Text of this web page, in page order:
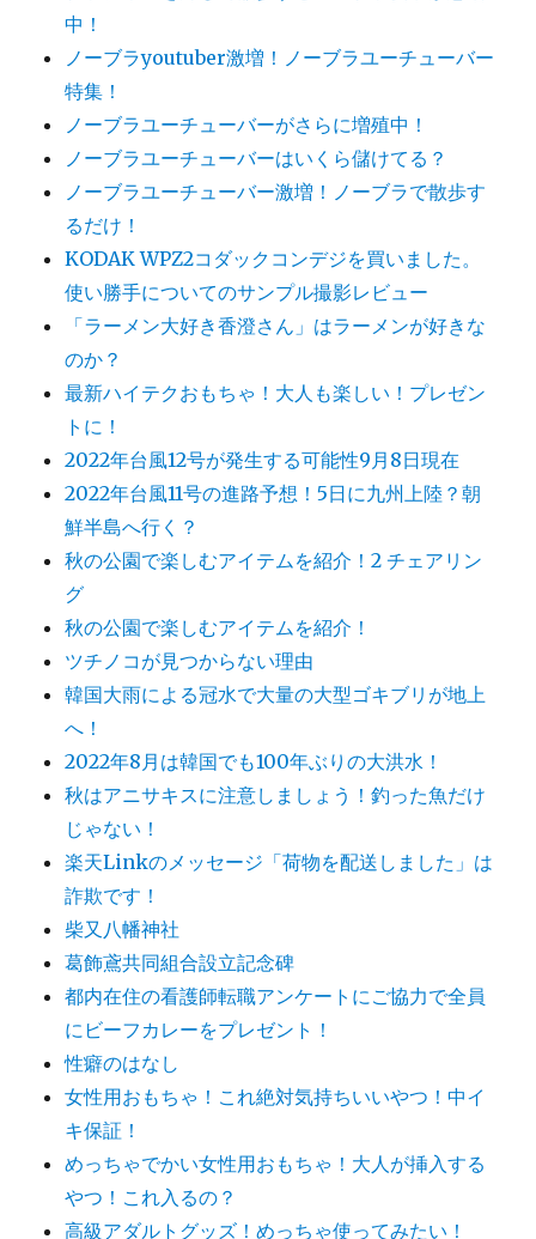
中！
ノーブラyoutuber激増！ノーブラユーチューバー
特集！
ノーブラユーチューバーがさらに増殖中！
ノーブラユーチューバーはいくら儲けてる？
ノーブラユーチューバー激増！ノーブラで散歩す
るだけ！
KODAK WPZ2コダックコンデジを買いました。
使い勝手についてのサンプル撮影レビュー
「ラーメン大好き香澄さん」はラーメンが好きな
のか？
最新ハイテクおもちゃ！大人も楽しい！プレゼン
トに！
2022年台風12号が発生する可能性9月8日現在
2022年台風11号の進路予想！5日に九州上陸？朝
鮮半島へ行く？
秋の公園で楽しむアイテムを紹介！2 チェアリン
グ
秋の公園で楽しむアイテムを紹介！
ツチノコが見つからない理由
韓国大雨による冠水で大量の大型ゴキブリが地上
へ！
2022年8月は韓国でも100年ぶりの大洪水！
秋はアニサキスに注意しましょう！釣った魚だけ
じゃない！
楽天Linkのメッセージ「荷物を配送しました」は
詐欺です！
柴又八幡神社
葛飾鳶共同組合設立記念碑
都内在住の看護師転職アンケートにご協力で全員
にビーフカレーをプレゼント！
性癖のはなし
女性用おもちゃ！これ絶対気持ちいいやつ！中イ
キ保証！
めっちゃでかい女性用おもちゃ！大人が挿入する
やつ！これ入るの？
高級アダルトグッズ！めっちゃ使ってみたい！